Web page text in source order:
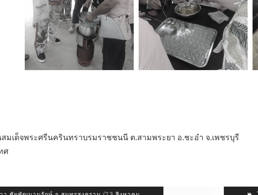
มเด็จพระศรีนครินทราบรมราชชนนี ต.สามพระยา อ.ชะอำ จ.เพชรบุรี
ศ